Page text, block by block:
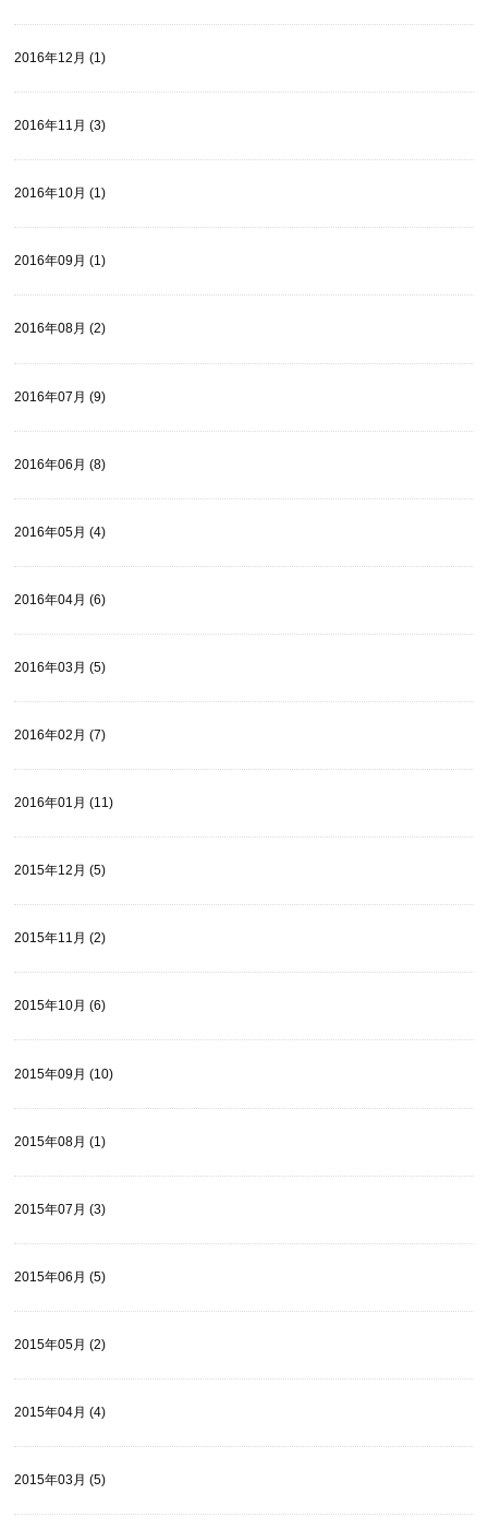
2016年12月 (1)
2016年11月 (3)
2016年10月 (1)
2016年09月 (1)
2016年08月 (2)
2016年07月 (9)
2016年06月 (8)
2016年05月 (4)
2016年04月 (6)
2016年03月 (5)
2016年02月 (7)
2016年01月 (11)
2015年12月 (5)
2015年11月 (2)
2015年10月 (6)
2015年09月 (10)
2015年08月 (1)
2015年07月 (3)
2015年06月 (5)
2015年05月 (2)
2015年04月 (4)
2015年03月 (5)